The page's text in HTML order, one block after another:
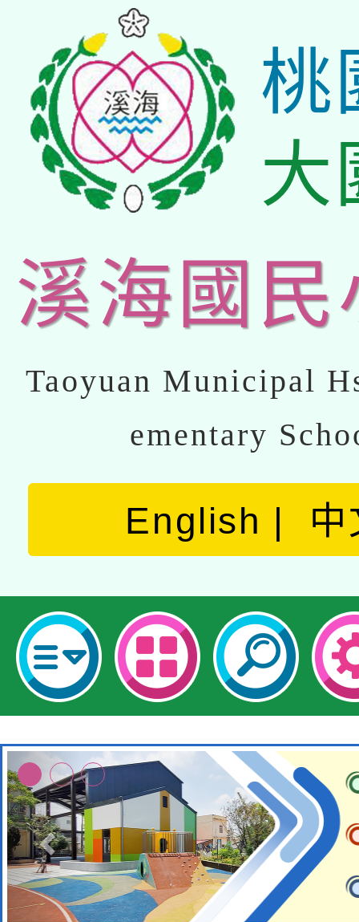
桃
大
溪海國民
Taoyuan Municipal
ementary
English 中
本校115學年度第2次